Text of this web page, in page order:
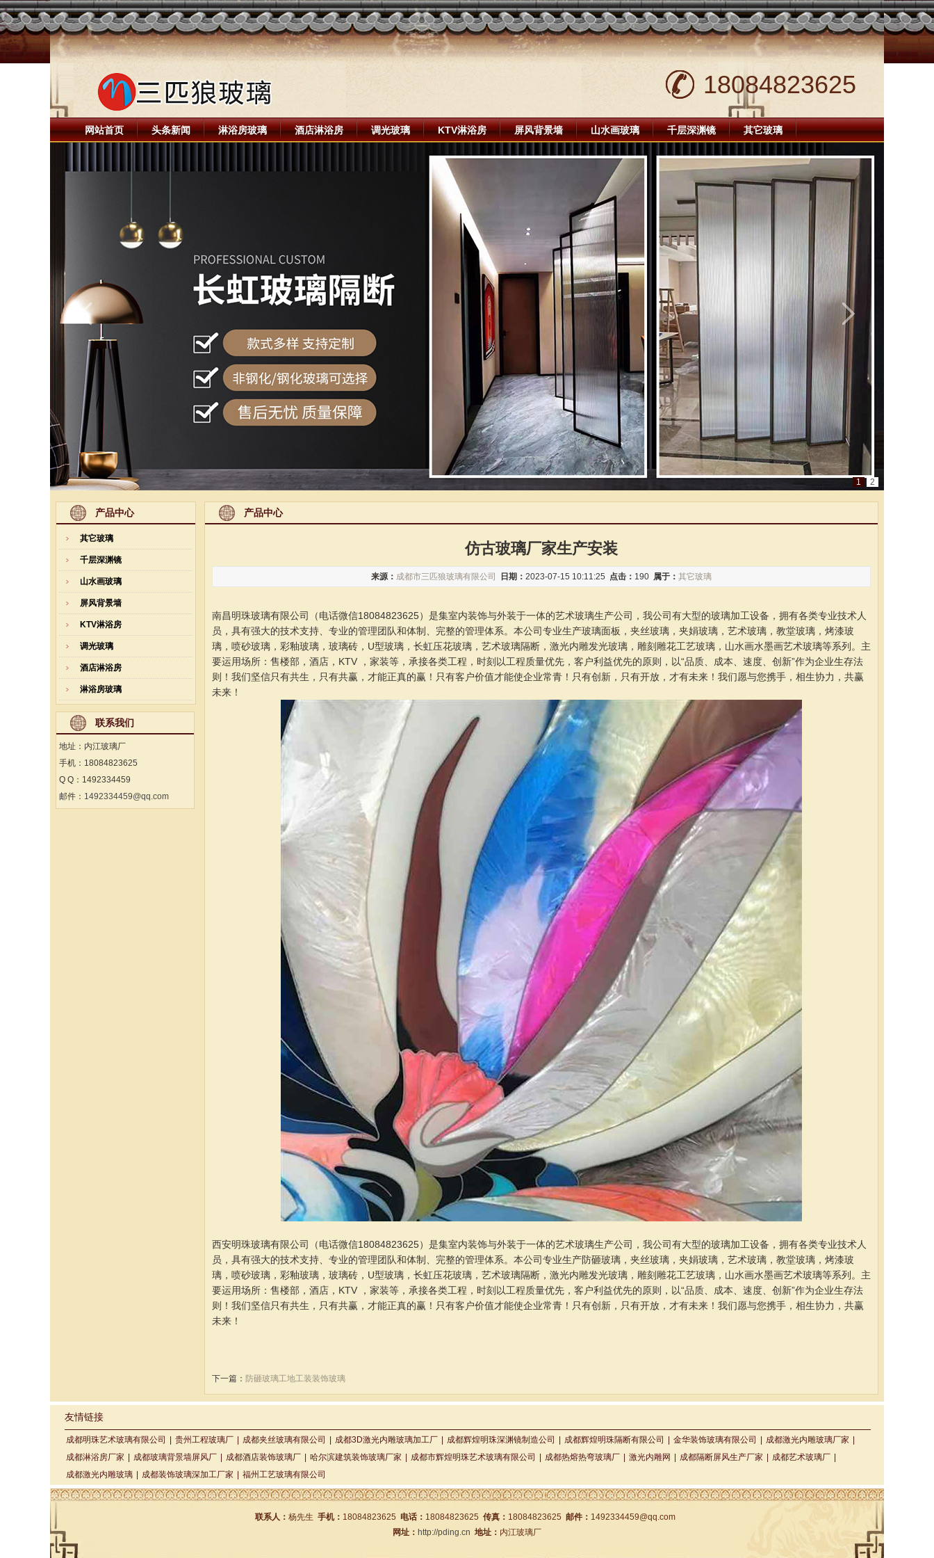
18084823625
网站首页 头条新闻 淋浴房玻璃 酒店淋浴房 调光玻璃 KTV淋浴房 屏风背景墙 山水画玻璃 千层深渊镜 其它玻璃
1 2
产品中心
其它玻璃
千层深渊镜
山水画玻璃
屏风背景墙
KTV淋浴房
调光玻璃
酒店淋浴房
淋浴房玻璃
联系我们
地址：内江玻璃厂
手机：18084823625
Q Q：1492334459
邮件： 1492334459@qq.com
产品中心
仿古玻璃厂家生产安装
来源： 成都市三匹狼玻璃有限公司 日期： 2023-07-15 10:11:25 点击： 190 属于： 其它玻璃
南昌明珠玻璃有限公司（电话微信18084823625）是集室内装饰与外装于一体的艺术玻璃生产公司，我公司有大型的玻璃加工设备，拥有各类专业技术人
员，具有强大的技术支持、专业的管理团队和体制、完整的管理体系。本公司专业生产玻璃面板，夹丝玻璃，夹娟玻璃，艺术玻璃，教堂玻璃，烤漆玻
璃，喷砂玻璃，彩釉玻璃，玻璃砖，U型玻璃，长虹压花玻璃，艺术玻璃隔断，激光内雕发光玻璃，雕刻雕花工艺玻璃，山水画水墨画艺术玻璃等系列。主
要运用场所：售楼部，酒店，KTV ，家装等，承接各类工程，时刻以工程质量优先，客户利益优先的原则，以“品质、成本、速度、创新”作为企业生存法
则！我们坚信只有共生，只有共赢，才能正真的赢！只有客户价值才能使企业常青！只有创新，只有开放，才有未来！我们愿与您携手，相生协力，共赢
未来！
西安明珠玻璃有限公司（电话微信18084823625）是集室内装饰与外装于一体的艺术玻璃生产公司，我公司有大型的玻璃加工设备，拥有各类专业技术人
员，具有强大的技术支持、专业的管理团队和体制、完整的管理体系。本公司专业生产防砸玻璃，夹丝玻璃，夹娟玻璃，艺术玻璃，教堂玻璃，烤漆玻
璃，喷砂玻璃，彩釉玻璃，玻璃砖，U型玻璃，长虹压花玻璃，艺术玻璃隔断，激光内雕发光玻璃，雕刻雕花工艺玻璃，山水画水墨画艺术玻璃等系列。主
要运用场所：售楼部，酒店，KTV ，家装等，承接各类工程，时刻以工程质量优先，客户利益优先的原则，以“品质、成本、速度、创新”作为企业生存法
则！我们坚信只有共生，只有共赢，才能正真的赢！只有客户价值才能使企业常青！只有创新，只有开放，才有未来！我们愿与您携手，相生协力，共赢
未来！
下一篇： 防砸玻璃工地工装装饰玻璃
友情链接
成都明珠艺术玻璃有限公司 贵州工程玻璃厂 成都夹丝玻璃有限公司 成都3D激光内雕玻璃加工厂 成都辉煌明珠深渊镜制造公司 成都辉煌明珠隔断有限公司 金华装饰玻璃有限公司 成都激光内雕玻璃厂家
成都淋浴房厂家
成都玻璃背景墙屏风厂 成都酒店装饰玻璃厂 哈尔滨建筑装饰玻璃厂家 成都市辉煌明珠艺术玻璃有限公司 成都热熔热弯玻璃厂 激光内雕网 成都隔断屏风生产厂家 成都艺术玻璃厂
成都激光内雕玻璃
成都装饰玻璃深加工厂家 福州工艺玻璃有限公司
联系人： 杨先生 手机： 18084823625 电话： 18084823625 传真： 18084823625 邮件： 1492334459@qq.com
网址： http://pding.cn 地址： 内江玻璃厂